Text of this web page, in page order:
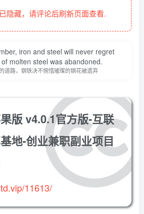
隐藏，请评论后刷新页面查看.
iron and steel will never regret
molten steel was abandoned.
道路，钢铁决不惋惜璀璨的钢花被遗弃
版 v4.0.1官方版-互联
地-创业兼职副业项目
11613/